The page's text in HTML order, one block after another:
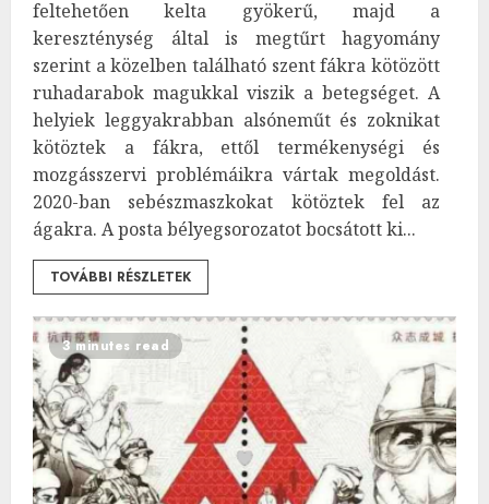
feltehetően kelta gyökerű, majd a
kereszténység által is megtűrt hagyomány
szerint a közelben található szent fákra kötözött
ruhadarabok magukkal viszik a betegséget. A
helyiek leggyakrabban alsóneműt és zoknikat
kötöztek a fákra, ettől termékenységi és
mozgásszervi problémáikra vártak megoldást.
2020-ban sebészmaszkokat kötöztek fel az
ágakra. A posta bélyegsorozatot bocsátott ki...
TOVÁBBI RÉSZLETEK
3 minutes read